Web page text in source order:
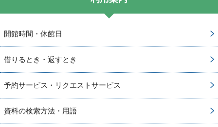
開館時間・休館日
借りるとき・返すとき
予約サービス・リクエストサービス
資料の検索方法・用語